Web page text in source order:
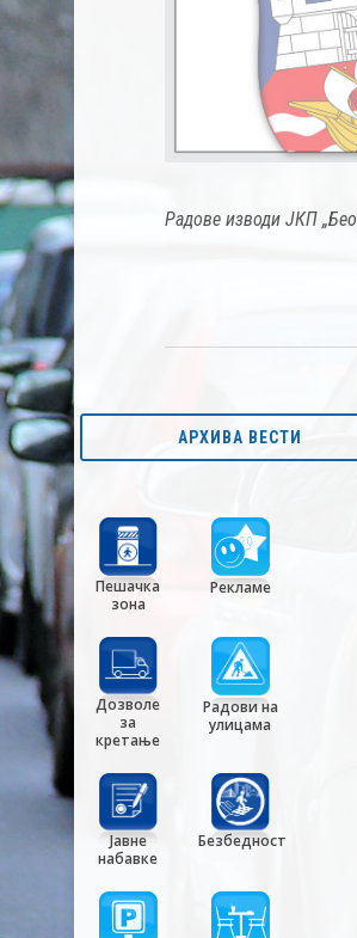
Радове изводи ЈКП
АРХИВА ВЕСТИ
Пешачка
зона
Рекламе
Дозволе
за
кретање
Радови на
улицама
Јавне
набавке
Безбедност